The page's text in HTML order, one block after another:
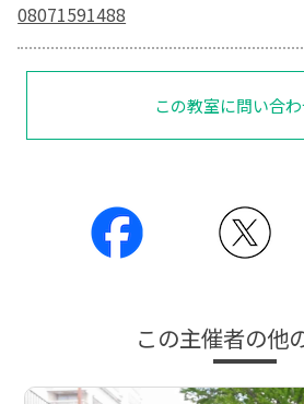
08071591488
この教室に問い合
この主催者の他